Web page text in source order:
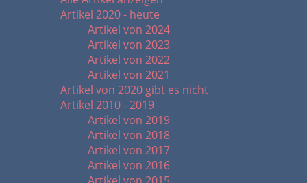
Artikel 2020 - heute
Artikel von 2024
Artikel von 2023
Artikel von 2022
Artikel von 2021
Artikel von 2020 gibt es nicht
Artikel 2010 - 2019
Artikel von 2019
Artikel von 2018
Artikel von 2017
Artikel von 2016